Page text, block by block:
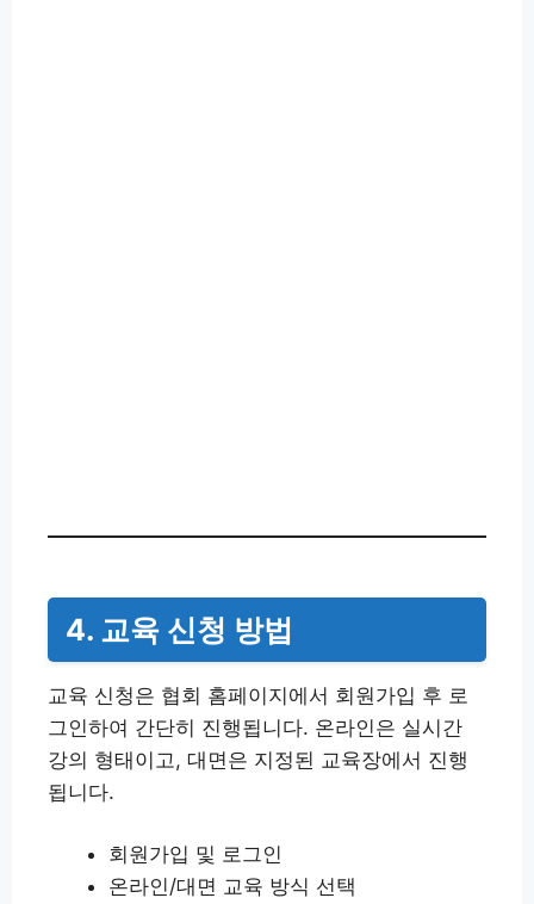
4. 교육 신청 방법
교육 신청은 협회 홈페이지에서 회원가입 후 로
그인하여 간단히 진행됩니다. 온라인은 실시간
강의 형태이고, 대면은 지정된 교육장에서 진행
됩니다.
회원가입 및 로그인
온라인/대면 교육 방식 선택